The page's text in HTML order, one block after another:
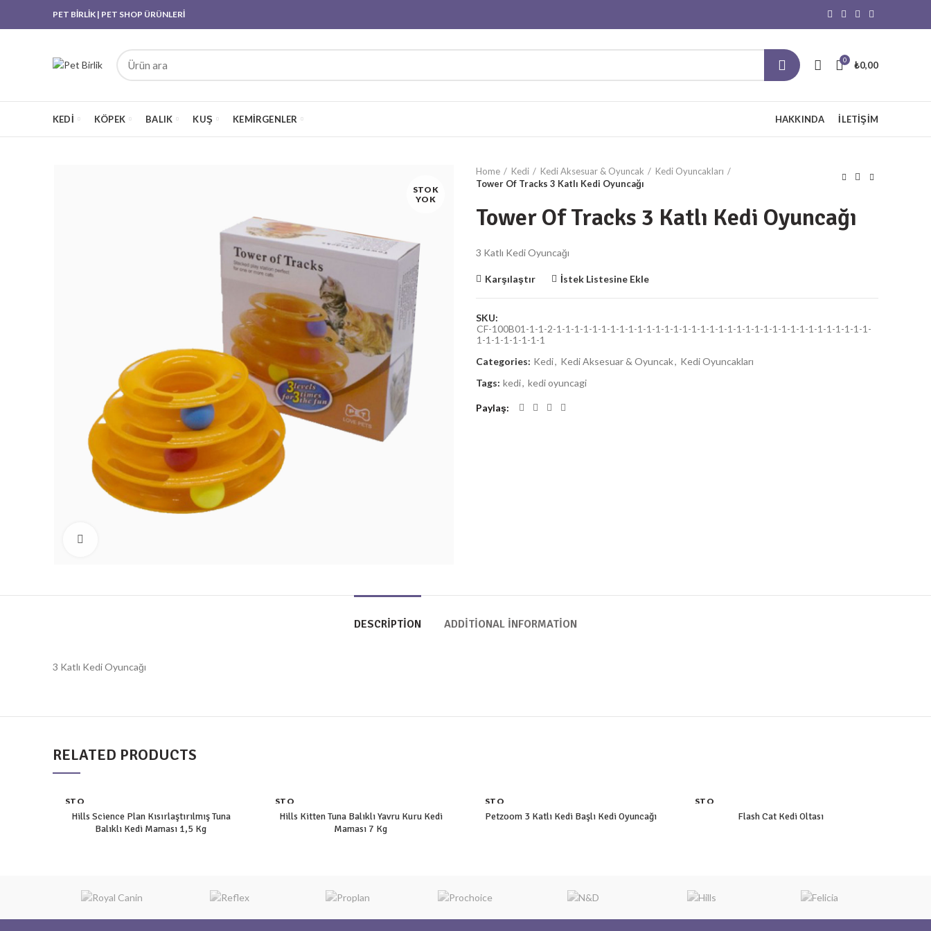
PET BİRLİK | PET SHOP ÜRÜNLERİ
0 ₺0,00
KEDI KÖPEK BALIK KUŞ KEMIRGENLER HAKKINDA İLETIŞIM
STOK
YOK
Home Kedi Kedi Aksesuar & Oyuncak
Kedi Oyuncakları
Tower Of Tracks 3 Katlı Kedi Oyuncağı
Tower Of Tracks 3 Katlı Kedi Oyuncağı
3 Katlı Kedi Oyuncağı
Karşılaştır İstek Listesine Ekle
SKU:
CF-100B01-1-1-2-1-1-1-1-1-1-1-1-1-1-1-1-1-1-1-1-1-1-1-1-1-1-1-1-1-1-1-1-1-1-1-1-1-1-1-
1-1-1-1-1-1-1-1
Categories: Kedi, Kedi Aksesuar & Oyuncak, Kedi Oyuncakları
Tags: kedi, kedi oyuncagi
Paylaş
DESCRIPTION ADDITIONAL INFORMATION
3 Katlı Kedi Oyuncağı
RELATED PRODUCTS
STO
K YO
K
Hills Science Plan Kısırlaştırılmış Tuna
Balıklı Kedi Maması 1,5 Kg
STO
K YO
K
Hills Kitten Tuna Balıklı Yavru Kuru Kedi
Maması 7 Kg
STO
K YO
K
Petzoom 3 Katlı Kedi Başlı Kedi Oyuncağı
STO
Flash Cat Kedi Oltası